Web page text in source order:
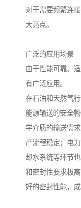
对于需要频繁连
大亮点。
广泛的应用场景
由于性能可靠、
有广泛应用。
在石油和天然气
能源输送的安全
学介质的输送需
产流程稳定；电
却水系统等环节
和密封性要求极
好的密封性能，